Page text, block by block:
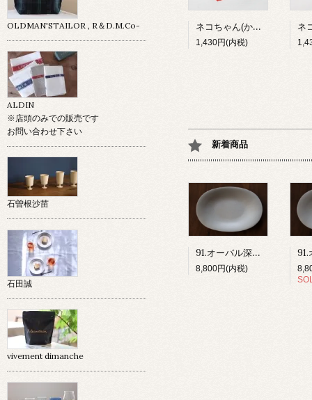
ネコちゃん(かわいい赤)
1,430円(内税)
新着商品
91.オーバル深皿(グレー)
8,800円(内税)
OLDMAN'STAILOR , R＆D.M.Co-
ALDIN
※店頭のみでの販売です
お問い合わせ下さい
石曽根沙苗
石田誠
vivement dimanche